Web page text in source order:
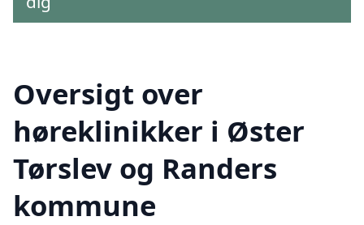
Oversigt over
høreklinikker i Øster
Tørslev og Randers
kommune